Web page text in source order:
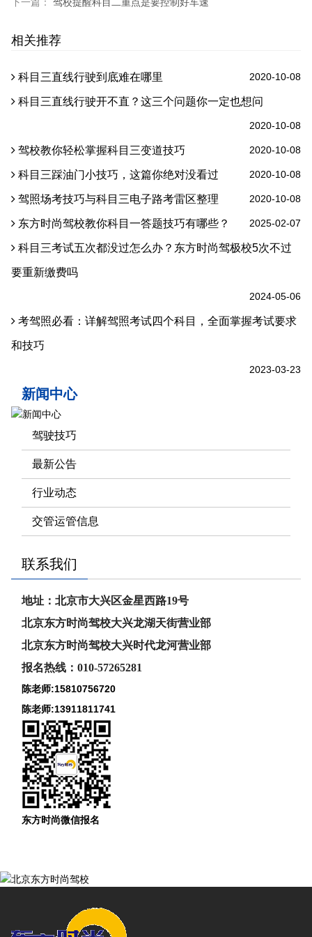
相关推荐
科目三直线行驶到底难在哪里 2020-10-08
科目三直线行驶开不直？这三个问题你一定也想问
2020-10-08
驾校教你轻松掌握科目三变道技巧 2020-10-08
科目三踩油门小技巧，这篇你绝对没看过 2020-10-08
驾照场考技巧与科目三电子路考雷区整理 2020-10-08
东方时尚驾校教你科目一答题技巧有哪些？ 2025-02-07
科目三考试五次都没过怎么办？东方时尚驾极校5次不过
要重新缴费吗
2024-05-06
考驾照必看：详解驾照考试四个科目，全面掌握考试要求
和技巧
2023-03-23
新闻中心
驾驶技巧
最新公告
行业动态
交管运管信息
联系我们
地址：北京市大兴区金星西路19号
北京东方时尚驾校大兴龙湖天街营业部
北京东方时尚驾校大兴时代龙河营业部
报名热线：010-57265281
陈老师:15810756720
陈老师:13911811741
东方时尚微信报名